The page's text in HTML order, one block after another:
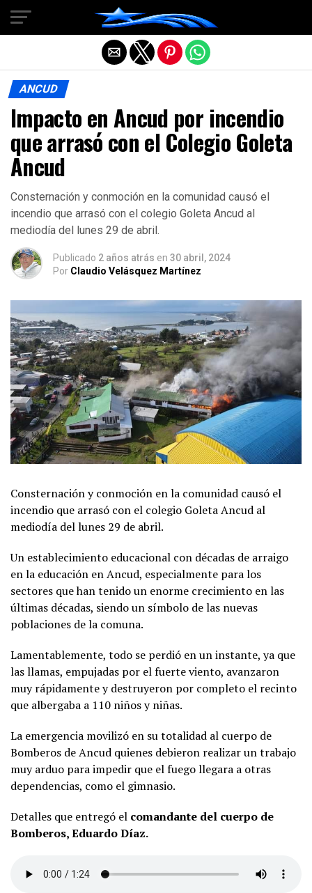
ANCUD
Impacto en Ancud por incendio
que arrasó con el Colegio Goleta
Ancud
Consternación y conmoción en la comunidad causó el
incendio que arrasó con el colegio Goleta Ancud al
mediodía del lunes 29 de abril.
Publicado 2 años atrás en 30 abril, 2024
Por Claudio Velásquez Martínez
Consternación y conmoción en la comunidad causó el
incendio que arrasó con el colegio Goleta Ancud al
mediodía del lunes 29 de abril.
Un establecimiento educacional con décadas de arraigo
en la educación en Ancud, especialmente para los
sectores que han tenido un enorme crecimiento en las
últimas décadas, siendo un símbolo de las nuevas
poblaciones de la comuna.
Lamentablemente, todo se perdió en un instante, ya que
las llamas, empujadas por el fuerte viento, avanzaron
muy rápidamente y destruyeron por completo el recinto
que albergaba a 110 niños y niñas.
La emergencia movilizó en su totalidad al cuerpo de
Bomberos de Ancud quienes debieron realizar un trabajo
muy arduo para impedir que el fuego llegara a otras
dependencias, como el gimnasio.
Detalles que entregó el comandante del cuerpo de
Bomberos, Eduardo Díaz.
Salir de la versión móvil